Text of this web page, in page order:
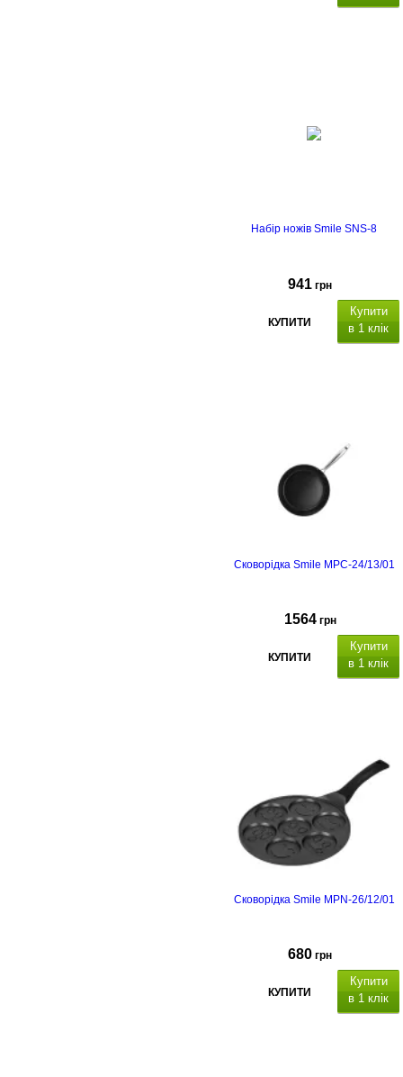
Набір ножів Smile SNS-8
941 грн
КУПИТИ
Купити
в 1 клік
Сковорідка Smile MPC-24/13/01
1564 грн
КУПИТИ
Купити
в 1 клік
Сковорідка Smile MPN-26/12/01
680 грн
КУПИТИ
Купити
в 1 клік